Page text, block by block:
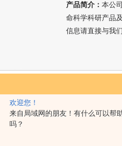
欢迎您！
来自局域网的朋友！有什么可以帮
吗？
产品简介： 本公
命科学科研产品
信息请直接与我